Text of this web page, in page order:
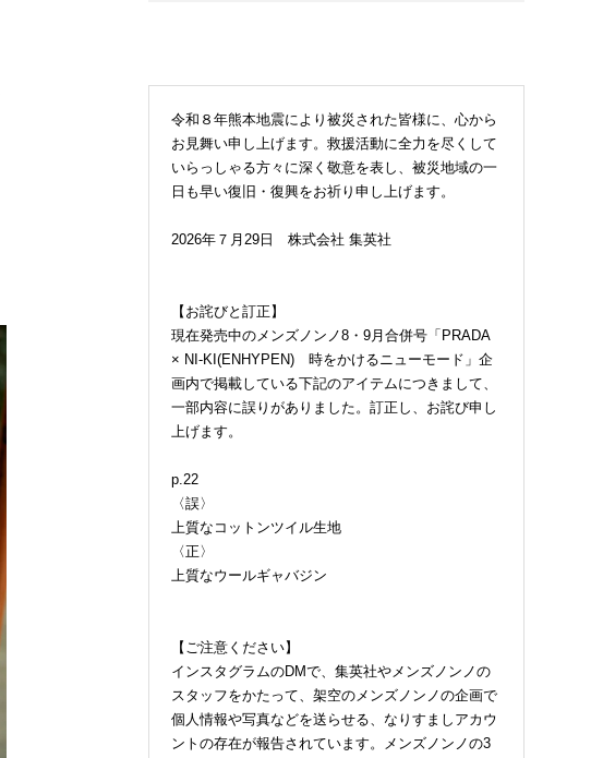
令和８年熊本地震により被災された皆様に、心から
お見舞い申し上げます。救援活動に全力を尽くして
いらっしゃる方々に深く敬意を表し、被災地域の一
日も早い復旧・復興をお祈り申し上げます。
2026年７月29日 株式会社 集英社
【お詫びと訂正】
現在発売中のメンズノンノ8・9月合併号「PRADA
× NI-KI(ENHYPEN) 時をかけるニューモード」企
画内で掲載している下記のアイテムにつきまして、
一部内容に誤りがありました。訂正し、お詫び申し
上げます。
p.22
〈誤〉
上質なコットンツイル生地
〈正〉
上質なウールギャバジン
【ご注意ください】
インスタグラムのDMで、集英社やメンズノンノの
スタッフをかたって、架空のメンズノンノの企画で
個人情報や写真などを送らせる、なりすましアカウ
ントの存在が報告されています。メンズノンノの3